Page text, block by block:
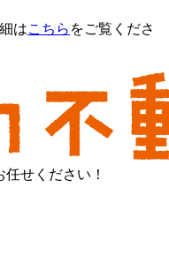
はこちら をご覧くださ
せください！